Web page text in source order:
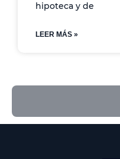
hipoteca y de
LEER MÁS »